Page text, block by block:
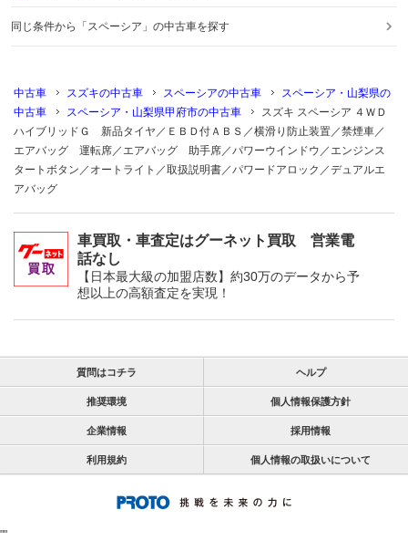
同じ条件から「スペーシア」の中古車を探す
中古車 スズキの中古車 スペーシアの中古車
スペーシア・山梨県の
中古車
スペーシア・山梨県甲府市の中古車
スズキ スペーシア ４ＷＤ
ハイブリッドＧ 新品タイヤ／ＥＢＤ付ＡＢＳ／横滑り防止装置／禁煙車／
エアバッグ 運転席／エアバッグ 助手席／パワーウインドウ／エンジンス
タートボタン／オートライト／取扱説明書／パワードアロック／デュアルエ
アバッグ
車買取・車査定はグーネット買取 営業電
話なし
【日本最大級の加盟店数】約30万のデータから予
想以上の高額査定を実現！
質問はコチラ ヘルプ
推奨環境 個人情報保護方針
企業情報 採用情報
利用規約 個人情報の取扱いについて
""